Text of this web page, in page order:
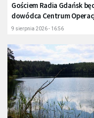
Gościem Radia Gdańsk
dowódca Centrum
Komponentu Morskiego
9 sierpnia 2026 - 16:56